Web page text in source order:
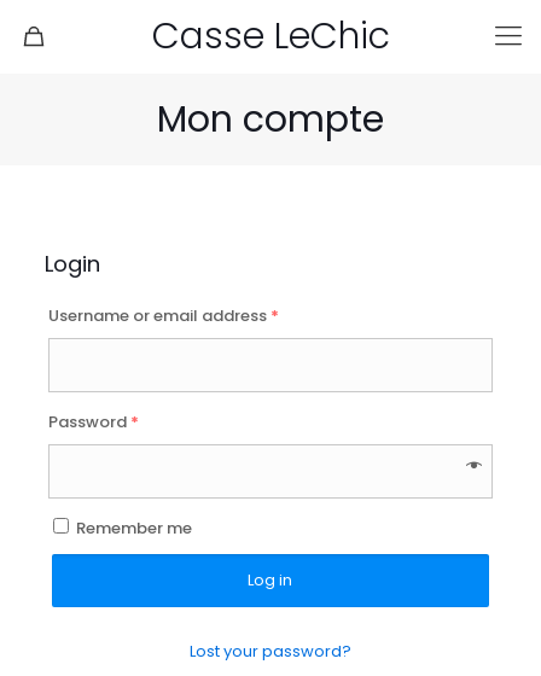
Casse LeChic
Mon compte
Login
Username or email address *
Password *
Remember me
Log in
Lost your password?